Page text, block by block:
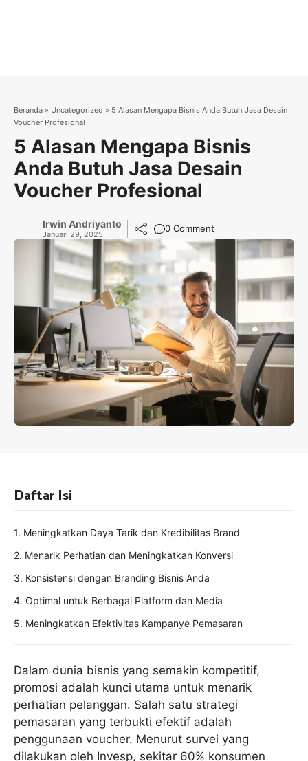
Beranda » Uncategorized » 5 Alasan Mengapa Bisnis Anda Butuh Jasa Desain
Voucher Profesional
5 Alasan Mengapa Bisnis
Anda Butuh Jasa Desain
Voucher Profesional
Irwin Andriyanto
Januari 29, 2025
0 Comment
Dalam dunia bisnis yang semakin kompetitif,
promosi adalah kunci utama untuk menarik
perhatian pelanggan. Salah satu strategi
pemasaran yang terbukti efektif adalah
penggunaan voucher. Menurut survei yang
dilakukan oleh Invesp, sekitar 60% konsumen
Daftar Isi
1. Meningkatkan Daya Tarik dan Kredibilitas Brand
2. Menarik Perhatian dan Meningkatkan Konversi
3. Konsistensi dengan Branding Bisnis Anda
4. Optimal untuk Berbagai Platform dan Media
5. Meningkatkan Efektivitas Kampanye Pemasaran